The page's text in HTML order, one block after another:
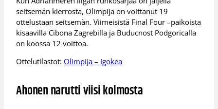
seitsemän kierrosta, Olimpija on voittanut 19
ottelustaan seitsemän. Viimeisistä Final Four –paikoista
kisaavilla Cibona Zagrebilla ja Buducnost Podgoricalla
on koossa 12 voittoa.
Ottelutilastot: Olimpija – Igokea
Ahonen narutti viisi kolmosta